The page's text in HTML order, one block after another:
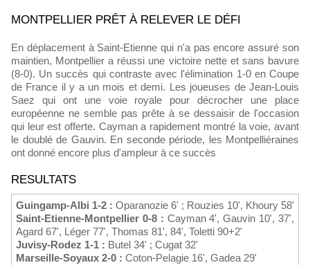
MONTPELLIER PRÊT À RELEVER LE DÉFI
En déplacement à Saint-Etienne qui n'a pas encore assuré son
maintien, Montpellier a réussi une victoire nette et sans bavure
(8-0). Un succès qui contraste avec l'élimination 1-0 en Coupe
de France il y a un mois et demi. Les joueuses de Jean-Louis
Saez qui ont une voie royale pour décrocher une place
européenne ne semble pas prête à se dessaisir de l'occasion
qui leur est offerte. Cayman a rapidement montré la voie, avant
le doublé de Gauvin. En seconde période, les Montpelliéraines
ont donné encore plus d'ampleur à ce succès
RESULTATS
Guingamp-Albi 1-2 : Oparanozie 6' ; Rouzies 10', Khoury 58'
Saint-Etienne-Montpellier 0-8 : Cayman 4', Gauvin 10', 37',
Agard 67', Léger 77', Thomas 81', 84', Toletti 90+2'
Juvisy-Rodez 1-1 : Butel 34' ; Cugat 32'
Marseille-Soyaux 2-0 : Coton-Pelagie 16', Gadea 29'